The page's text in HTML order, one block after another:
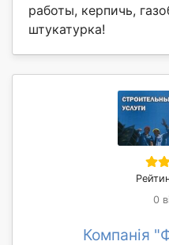
работы, керпичь,
штукатурка!
0
Компанія